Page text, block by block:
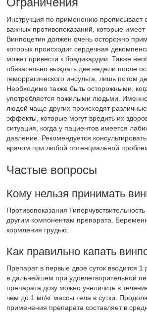
Инструкция по применению прописывает
важных противопоказаний, которые имеет
Винпоцетин должен очень осторожно
которых происходит сердечная
может привести к брадикардии. Также
обязательно выждать две недели после
геморрагического инсульта, лишь потом
Необходимо также быть осторожными,
употребляется пожилыми людьми. Именно
людей чаще других происходят
эффекты, которые могут вредить их
ситуация, когда у пациентов имеется
давление. Рекомендуется
врачом при любой потенциальной
Частые вопросы
Кому нельзя принимать
Противопоказания
другим компонентам препарата.
кормления грудью.
Как правильно капать
Препарат в первые двое суток вводится 1
в дальнейшем при удовлетворительной
препарата дозу можно увеличить в
чем до 1 мг/кг массы тела в сутки.
применения препарата составляет в